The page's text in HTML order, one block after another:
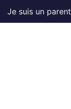
Je suis un parent